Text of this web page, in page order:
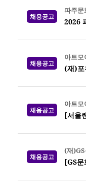
채용공고
파주문
2026
채용공고
아트모
(재)포
채용공고
아트모
[서울
채용공고
(재
[GS